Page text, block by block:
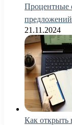
Процентные
предложений
21.11.2024
Как открыть